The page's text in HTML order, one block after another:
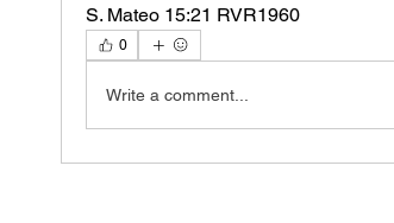
‭‭S. Mateo‬ ‭15‬:‭21‬ ‭RVR1960‬‬
0
Write a comment...